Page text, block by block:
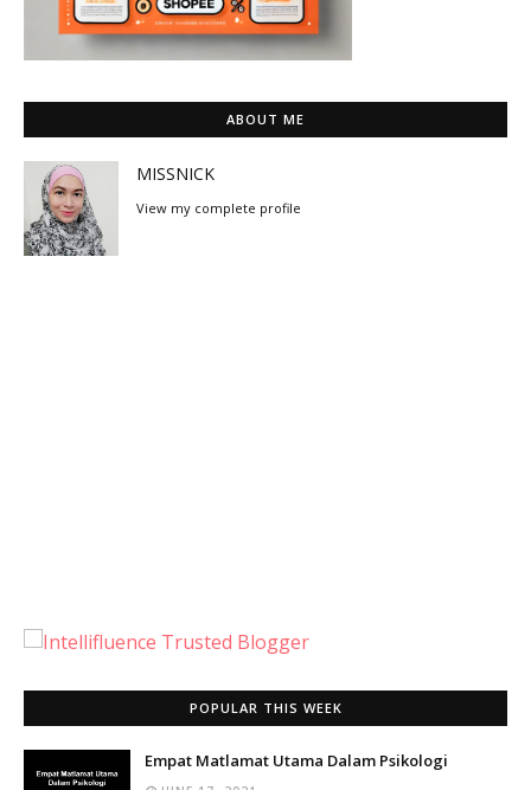
ABOUT ME
MISSNICK
View my complete profile
POPULAR THIS WEEK
Empat Matlamat Utama Dalam Psikologi